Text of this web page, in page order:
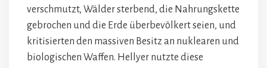
verschmutzt, Wälder sterbend, die Nahrungskette
gebrochen und die Erde überbevölkert seien, und
kritisierten den massiven Besitz an nuklearen und
biologischen Waffen. Hellyer nutzte diese